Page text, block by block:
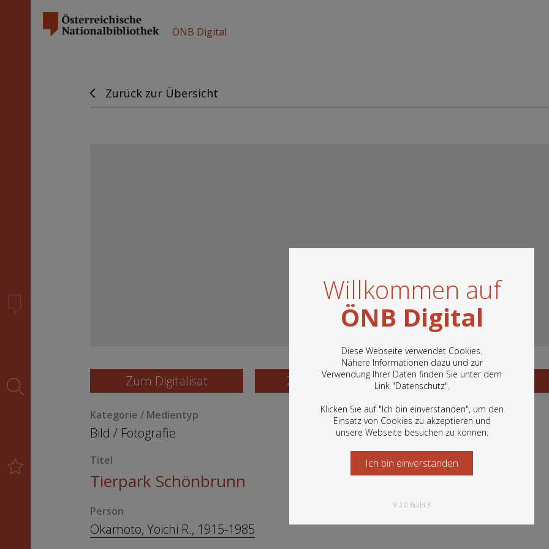
Willkommen auf
ÖNB Digital
Diese Webseite verwendet Cookies.
Nähere Informationen dazu und zur
Verwendung Ihrer Daten finden Sie unter dem
Link "Datenschutz".
Klicken Sie auf "Ich bin einverstanden", um den
Einsatz von Cookies zu akzeptieren und
unsere Webseite besuchen zu können.
In diesem Portal finden Sie die digitalen
Bestände der Österreichischen
Grafiken und vieles mehr.
Ich bin einverstanden
Starten Sie jetzt
V 2.0 Build 3
ÖNB Digital
Zurück zur Übersicht
Zum Digitalisat Zum Katalogisat Zur Vorschau
Kategorie / Medientyp
Bild / Fotografie
Titel
Tierpark Schönbrunn
Person
Okamoto, Yoichi R., 1915-1985